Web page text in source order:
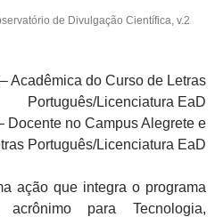
de Divulgação Científica v.2
Acadêmica do Curso de Letras
Português/Licenciatura EaD
Docente no Campus Alegrete e
Português/Licenciatura EaD
ação que integra o programa
para Tecnologia,